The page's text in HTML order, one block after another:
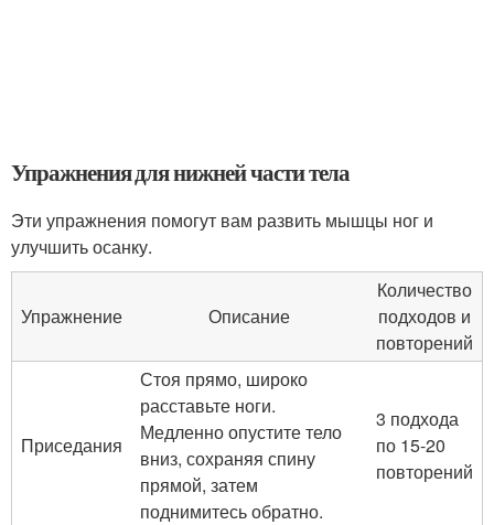
Упражнения для нижней части тела
Эти упражнения помогут вам развить мышцы ног и
улучшить осанку.
Упражнение Описание
Количество
подходов и
повторений
Приседания
Стоя прямо, широко
расставьте ноги.
Медленно опустите тело
вниз, сохраняя спину
прямой, затем
поднимитесь обратно.
3 подхода
по 15-20
повторений